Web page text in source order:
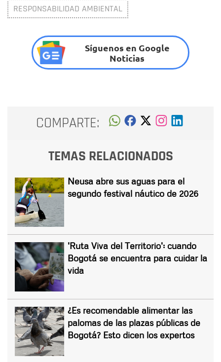
RESPONSABILIDAD AMBIENTAL
Síguenos en Google
Noticias
COMPARTE:
TEMAS RELACIONADOS
Neusa abre sus aguas para el
segundo festival náutico de 2026
'Ruta Viva del Territorio': cuando
Bogotá se encuentra para cuidar la
vida
¿Es recomendable alimentar las
palomas de las plazas públicas de
Bogotá? Esto dicen los expertos